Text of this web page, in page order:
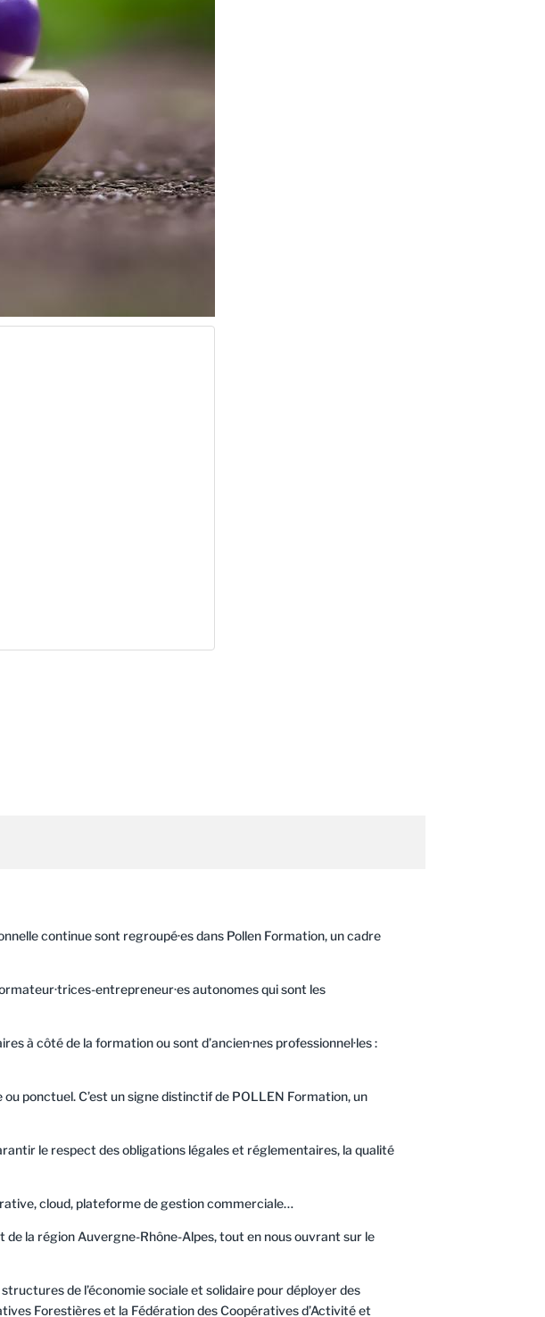
continue sont regroupé·es dans Pollen Formation, un cadre
entrepreneur·es autonomes qui sont les
à côté de la formation ou sont d’ancien·nes professionnel·les :
ponctuel. C’est un signe distinctif de POLLEN Formation, un
le respect des obligations légales et réglementaires, la qualité
cloud, plateforme de gestion commerciale…
la région Auvergne-Rhône-Alpes, tout en nous ouvrant sur le
de l’économie sociale et solidaire pour déployer des
Forestières et la Fédération des Coopératives d’Activité et